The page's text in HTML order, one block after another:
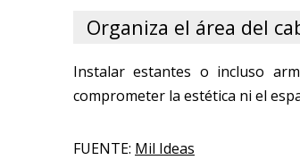
Organiza el área del
Instalar estantes o incluso
comprometer la estética ni el
FUENTE: Mil Ideas